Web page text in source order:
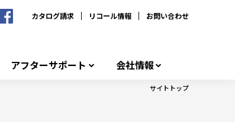
カタログ請求 リコール情報 お問い合わせ
アフターサポート 会社情報
サイトトップ